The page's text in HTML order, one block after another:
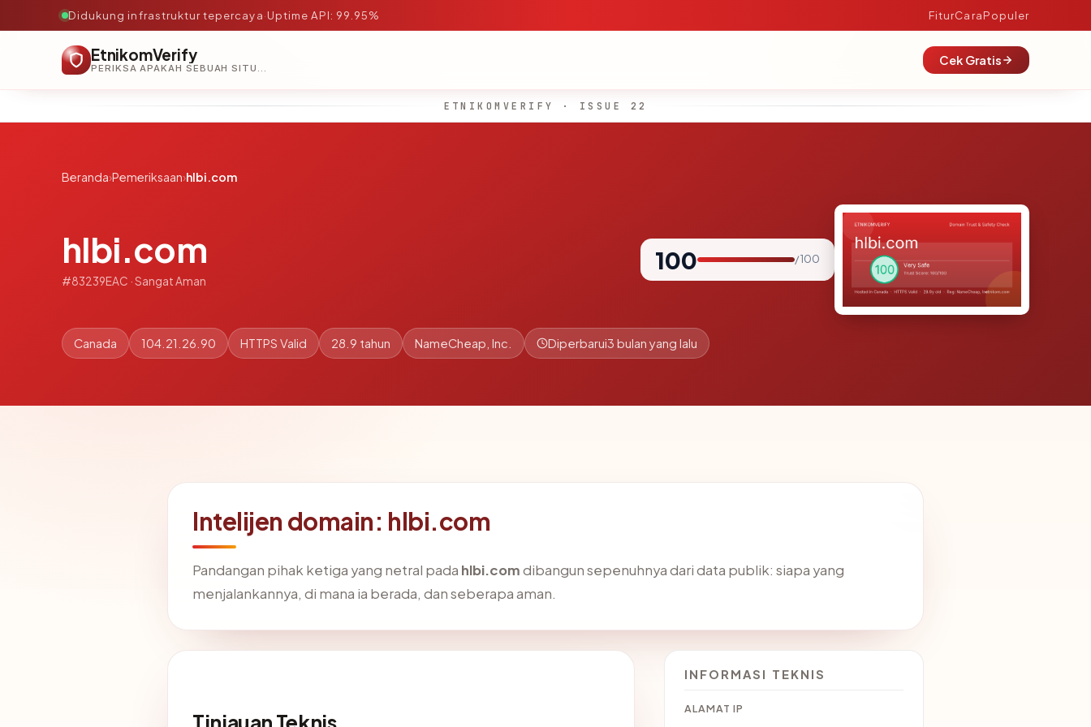
Didukung infrastruktur tepercaya·Uptime API: 99.95% FiturCaraPopuler
EtnikomVerify
PERIKSA APAKAH SEBUAH SITUS AMAN, TEPERCAYA, DAN TERVERIFIKASI DALAM HITUNGAN DETIK.
Cek Gratis
ETNIKOMVERIFY · ISSUE 22
Beranda›Pemeriksaan›hlbi.com
hlbi.com
#83239EAC · Sangat Aman
100 / 100
Canada 104.21.26.90 HTTPS Valid 28.9 tahun NameCheap, Inc. Diperbarui3 bulan yang lalu
Intelijen domain: hlbi.com
Pandangan pihak ketiga yang netral pada hlbi.comdibangun sepenuhnya dari data publik: siapa yang
menjalankannya, di mana ia berada, dan seberapa aman.
Tinjauan Teknis
INFORMASI TEKNIS
ALAMAT IP